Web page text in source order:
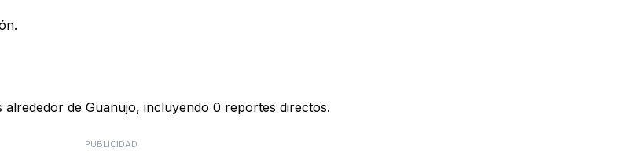
de Guanujo, incluyendo 0 reportes directos.
PUBLICIDAD